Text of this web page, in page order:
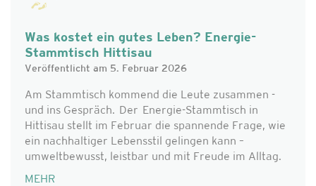
Was kostet ein gutes Leben? Energie-
Stammtisch Hittisau
Veröffentlicht am 5. Februar 2026
Am Stammtisch kommend die Leute zusammen -
und ins Gespräch. Der Energie-Stammtisch in
Hittisau stellt im Februar die spannende Frage, wie
ein nachhaltiger Lebensstil gelingen kann –
umweltbewusst, leistbar und mit Freude im Alltag.
MEHR